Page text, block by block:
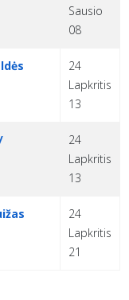
Sausio
08
24
Lapkritis
13
24
Lapkritis
13
24
Lapkritis
21